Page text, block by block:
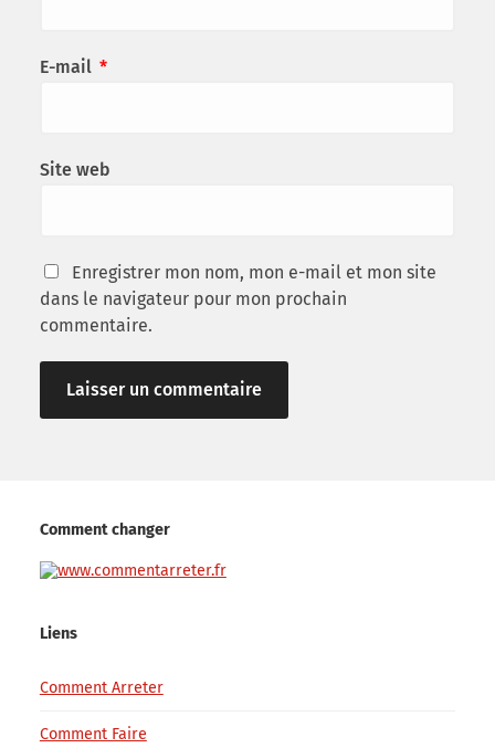
E-mail *
Site web
Enregistrer mon nom, mon e-mail et mon site
dans le navigateur pour mon prochain
commentaire.
Comment changer
Liens
Comment Arreter
Comment Faire